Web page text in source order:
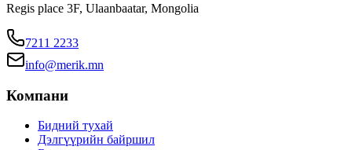
Regis place 3F, Ulaanbaatar, Mongolia
7211 2233
info@merik.mn
Компани
Бидний тухай
Дэлгүүрийн байршил